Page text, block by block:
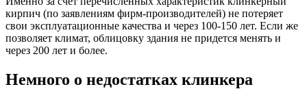
кирпич (по заявлениям фирм-производителей) не потеряет
свои эксплуатационные качества и через 100-150 лет. Если же
позволяет климат, облицовку здания не придется менять и
через 200 лет и более.
Немного о недостатках клинкера